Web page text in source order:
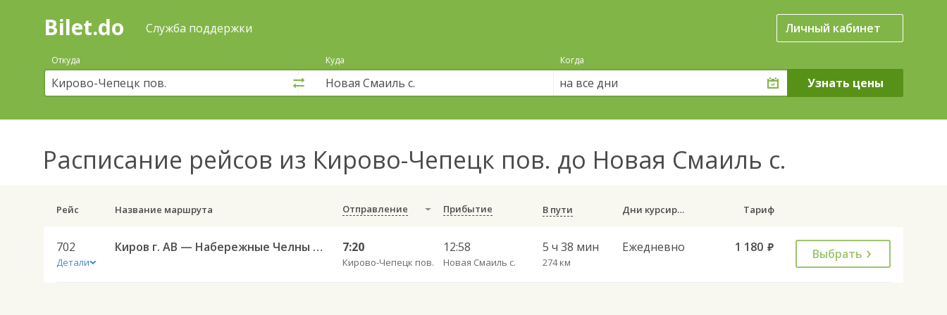
Поиск
покупка
билетов
автобус
онлайн
Bilet.do Служба поддержки Личный кабинет
Откуда Куда Когда
на все дни
Расписание рейсов из Кирово-Чепецк пов. до Новая Смаиль с.
Рейс Название маршрута Отправление Прибытие В пути Дни курсирования Тариф
702
Детали
Киров г. АВ — Набережные Челны АВ 702 7:20
Кирово-Чепецк пов.
12:58
Новая Смаиль с.
5 ч 38 мин
274 км
Ежедневно 1 180 руб. Выбрать